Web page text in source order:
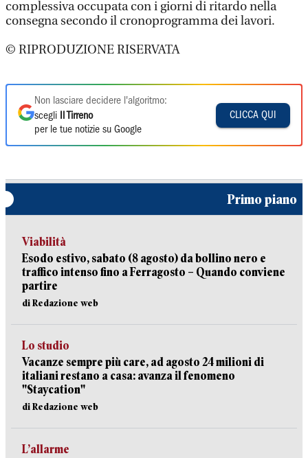
complessiva occupata con i giorni di ritardo nella
consegna secondo il cronoprogramma dei lavori.
© RIPRODUZIONE RISERVATA
Non lasciare decidere l'algoritmo:
scegli
Il Tirreno
per le tue notizie su Google
CLICCA QUI
Primo piano
Viabilità
Esodo estivo, sabato (8 agosto) da bollino nero e
traffico intenso fino a Ferragosto – Quando conviene
partire
di Redazione web
Lo studio
Vacanze sempre più care, ad agosto 24 milioni di
italiani restano a casa: avanza il fenomeno
"Staycation"
di Redazione web
L’allarme